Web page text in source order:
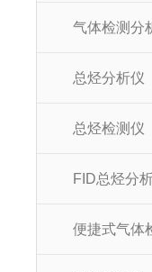
气体检测分
总烃分析仪
总烃检测仪
FID总烃分
便捷式气体